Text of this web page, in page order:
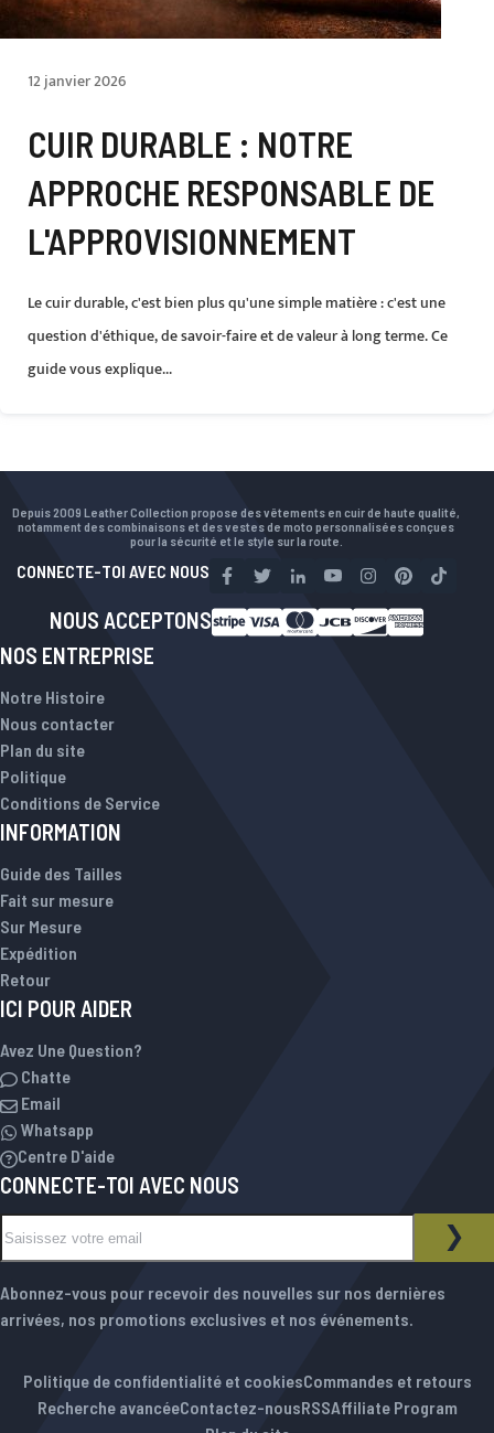
12 janvier 2026
CUIR DURABLE : NOTRE
APPROCHE RESPONSABLE DE
L'APPROVISIONNEMENT
Le cuir durable, c'est bien plus qu'une simple matière : c'est une
question d'éthique, de savoir-faire et de valeur à long terme. Ce
guide vous explique...
Depuis 2009 Leather Collection propose des vêtements en cuir de haute qualité,
notamment des combinaisons et des vestes de moto personnalisées conçues
pour la sécurité et le style sur la route.
CONNECTE-TOI AVEC NOUS
NOUS ACCEPTONS
NOS ENTREPRISE
Notre Histoire
Nous contacter
Plan du site
Politique
Conditions de Service
INFORMATION
Guide des Tailles
Fait sur mesure
Sur Mesure
Expédition
Retour
ICI POUR AIDER
Avez Une Question?
Chatte
Email
Whatsapp
Centre D'aide
CONNECTE-TOI AVEC NOUS
NEWSLETTER
Abonnez-vous pour recevoir des nouvelles sur nos dernières
arrivées, nos promotions exclusives et nos événements.
Politique de confidentialité et cookiesCommandes et retours
Recherche avancéeContactez-nousRSSAffiliate Program